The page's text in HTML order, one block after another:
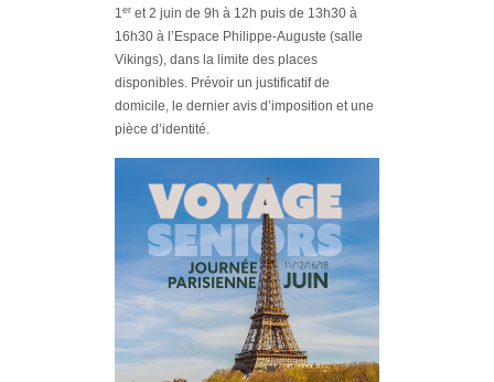
1er et 2 juin de 9h à 12h puis de 13h30 à
16h30 à l’Espace Philippe-Auguste (salle
Vikings), dans la limite des places
disponibles. Prévoir un justificatif de
domicile, le dernier avis d’imposition et une
pièce d’identité.